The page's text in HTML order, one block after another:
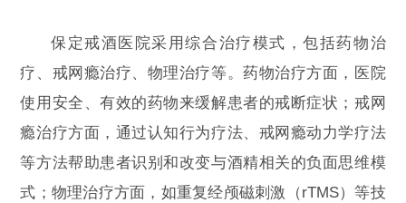
保定戒酒医院采用综合治疗模式，包括药物治
疗、戒网瘾治疗、物理治疗等。药物治疗方面，医院
使用安全、有效的药物来缓解患者的戒断症状；戒网
瘾治疗方面，通过认知行为疗法、戒网瘾动力学疗法
等方法帮助患者识别和改变与酒精相关的负面思维模
式；物理治疗方面，如重复经颅磁刺激（rTMS）等技